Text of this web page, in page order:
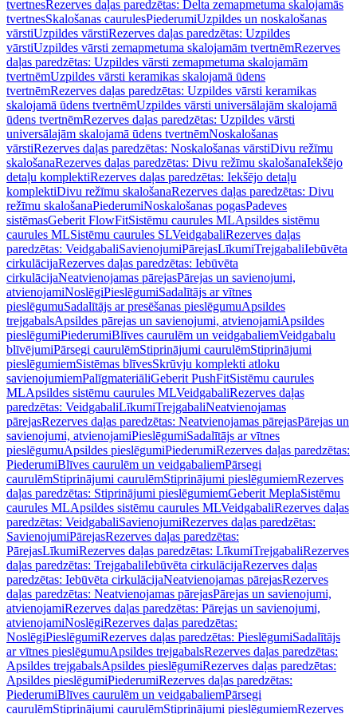
tvertnesRezerves daļas paredzētas: Delta zemapmetuma skalojamās
tvertnesSkalošanas caurulesPiederumiUzpildes un noskalošanas
vārstiUzpildes vārstiRezerves daļas paredzētas: Uzpildes
vārstiUzpildes vārsti zemapmetuma skalojamām tvertnēmRezerves
daļas paredzētas: Uzpildes vārsti zemapmetuma skalojamām
tvertnēmUzpildes vārsti keramikas skalojamā ūdens
tvertnēmRezerves daļas paredzētas: Uzpildes vārsti keramikas
skalojamā ūdens tvertnēmUzpildes vārsti universālajām skalojamā
ūdens tvertnēmRezerves daļas paredzētas: Uzpildes vārsti
universālajām skalojamā ūdens tvertnēmNoskalošanas
vārstiRezerves daļas paredzētas: Noskalošanas vārstiDivu režīmu
skalošanaRezerves daļas paredzētas: Divu režīmu skalošanaIekšējo
detaļu komplektiRezerves daļas paredzētas: Iekšējo detaļu
komplektiDivu režīmu skalošanaRezerves daļas paredzētas: Divu
režīmu skalošanaPiederumiNoskalošanas pogasPadeves
sistēmasGeberit FlowFitSistēmu caurules MLApsildes sistēmu
caurules MLSistēmu caurules SLVeidgabaliRezerves daļas
paredzētas: VeidgabaliSavienojumiPārejasLīkumiTrejgabaliIebūvēta
cirkulācijaRezerves daļas paredzētas: Iebūvēta
cirkulācijaNeatvienojamas pārejasPārejas un savienojumi,
atvienojamiNoslēgiPieslēgumiSadalītājs ar vītnes
pieslēgumuSadalītājs ar presēšanas pieslēgumuApsildes
trejgabalsApsildes pārejas un savienojumi, atvienojamiApsildes
pieslēgumiPiederumiBlīves caurulēm un veidgabaliemVeidgabalu
blīvējumiPārsegi caurulēmStiprinājumi caurulēmStiprinājumi
pieslēgumiemSistēmas blīvesSkrūvju komplekti atloku
savienojumiemPalīgmateriāliGeberit PushFitSistēmu caurules
MLApsildes sistēmu caurules MLVeidgabaliRezerves daļas
paredzētas: VeidgabaliLīkumiTrejgabaliNeatvienojamas
pārejasRezerves daļas paredzētas: Neatvienojamas pārejasPārejas un
savienojumi, atvienojamiPieslēgumiSadalītājs ar vītnes
pieslēgumuApsildes pieslēgumiPiederumiRezerves daļas paredzētas:
PiederumiBlīves caurulēm un veidgabaliemPārsegi
caurulēmStiprinājumi caurulēmStiprinājumi pieslēgumiemRezerves
daļas paredzētas: Stiprinājumi pieslēgumiemGeberit MeplaSistēmu
caurules MLApsildes sistēmu caurules MLVeidgabaliRezerves daļas
paredzētas: VeidgabaliSavienojumiRezerves daļas paredzētas:
SavienojumiPārejasRezerves daļas paredzētas:
PārejasLīkumiRezerves daļas paredzētas: LīkumiTrejgabaliRezerves
daļas paredzētas: TrejgabaliIebūvēta cirkulācijaRezerves daļas
paredzētas: Iebūvēta cirkulācijaNeatvienojamas pārejasRezerves
daļas paredzētas: Neatvienojamas pārejasPārejas un savienojumi,
atvienojamiRezerves daļas paredzētas: Pārejas un savienojumi,
atvienojamiNoslēgiRezerves daļas paredzētas:
NoslēgiPieslēgumiRezerves daļas paredzētas: PieslēgumiSadalītājs
ar vītnes pieslēgumuApsildes trejgabalsRezerves daļas paredzētas:
Apsildes trejgabalsApsildes pieslēgumiRezerves daļas paredzētas:
Apsildes pieslēgumiPiederumiRezerves daļas paredzētas:
PiederumiBlīves caurulēm un veidgabaliemPārsegi
caurulēmStiprinājumi caurulēmStiprinājumi pieslēgumiemRezerves